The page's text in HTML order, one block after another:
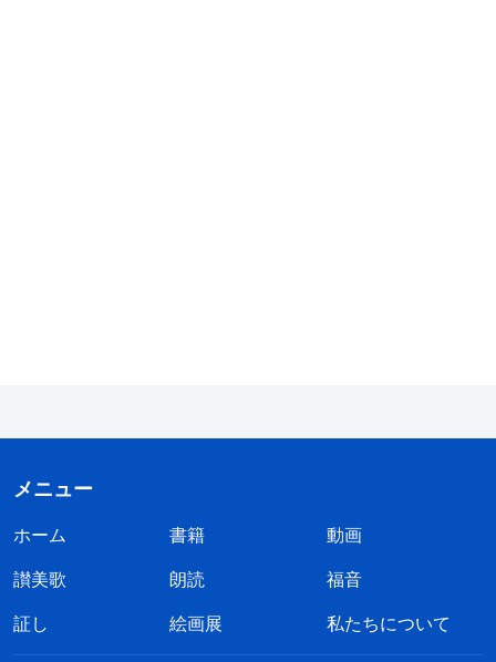
てはならない。神は彼を受けいれて下さったのであ
よるのである。しかし、彼は立つようになる。主は
彼を立たせることができるからである。」
人への手紙 14:3-4）私はとても恥ずかしくなりまし
た。私は自分が打ちのめされ、否定的で霊的に弱っ
メニュー
ホーム 書籍
動画
讃美歌
朗読
福音
証し
絵画展 私たちについて